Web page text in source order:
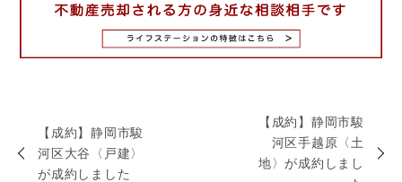
【成約】静岡市駿
河区大谷〈戸建〉
が成約しました
【成約】静岡市駿
河区手越原〈土
地〉が成約しまし